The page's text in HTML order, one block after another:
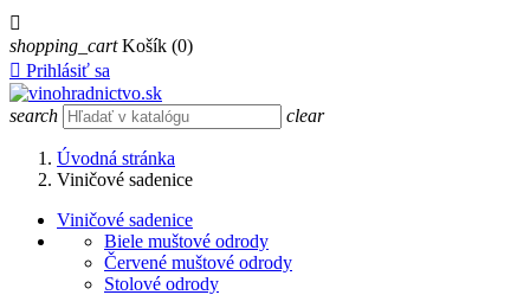

shopping_cart Košík (0)
 Prihlásiť sa
search clear
Úvodná stránka
Viničové sadenice
Viničové sadenice
Biele muštové odrody
Červené muštové odrody
Stolové odrody